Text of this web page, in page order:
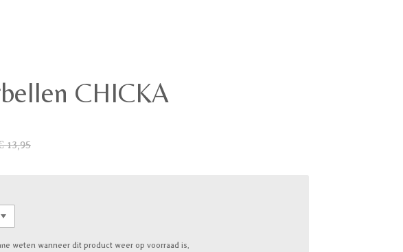
CHICKA
13,95
weten wanneer dit product weer op voorraad is.